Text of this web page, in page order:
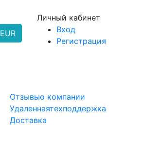
EUR
Личный кабинет
Вход
Регистрация
Отзывыо компании
Удаленнаятехподдержка
Доставка